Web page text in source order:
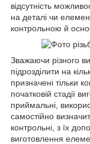
відсутність
на деталі чи
контрольною й
Зважаючи різного
підрозділити на
призначені тільки
початковій стадії
приймальні,
самостійно
контрольні, з їх
виготовлення